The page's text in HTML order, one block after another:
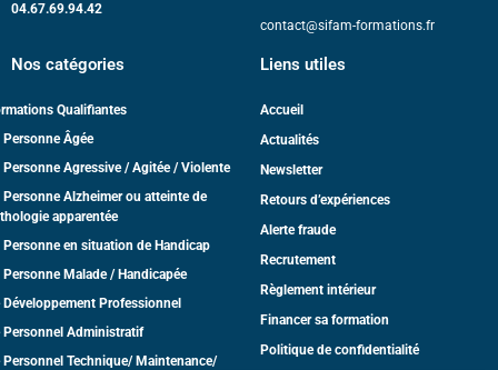
04.67.69.94.42
contact@sifam-formations.fr
Nos catégories
Qualifiantes
Personne Âgée
Personne Agressive / Agitée / Violente
Personne Alzheimer ou atteinte de
apparentée
Personne en situation de Handicap
Personne Malade / Handicapée
Développement Professionnel
Personnel Administratif
Personnel Technique/ Maintenance/
Liens utiles
Accueil
Actualités
Newsletter
Retours d’expériences
Alerte fraude
Recrutement
Règlement intérieur
Financer sa formation
Politique de confidentialité